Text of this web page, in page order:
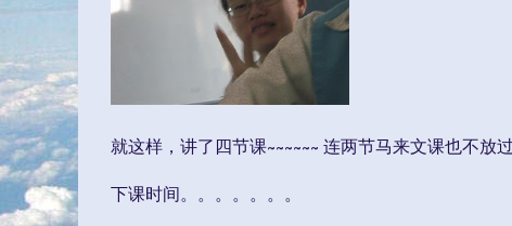
就这样，讲了四节课~~~~~~ 连两节马来文课也不放
下课时间。。。。。。。